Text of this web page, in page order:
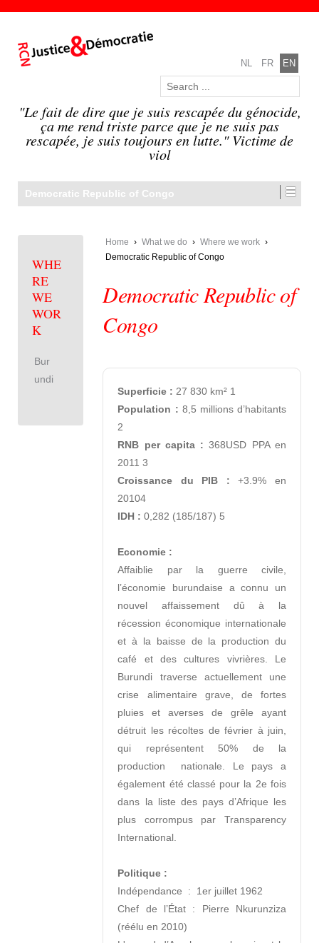
NL FR EN
"Le fait de dire que je suis rescapée du génocide,
ça me rend triste parce que je ne suis pas
rescapée, je suis toujours en lutte." Victime de
viol
Democratic Republic of Congo
Home › What we do › Where we work ›
Democratic Republic of Congo
Democratic Republic of
Congo
Superficie :
Population : 8,5 millions d’habitants
RNB per capita : 368USD PPA en
Croissance du PIB : +3.9% en
IDH : 0,282 (185/187) 5
Economie :
Affaiblie par la guerre civile,
l’économie burundaise a connu un
nouvel affaissement dû à la
récession économique internationale
et à la baisse de la production du
café et des cultures vivrières. Le
Burundi traverse actuellement une
crise alimentaire grave, de fortes
pluies et averses de grêle ayant
détruit les récoltes de février à juin,
qui représentent 50% de la
production  nationale. Le pays a
également été classé pour la 2e fois
dans la liste des pays d’Afrique les
plus corrompus par Transparency
International.
Politique :
Indépendance  :  1er juillet 1962
Chef de l’État : Pierre Nkurunziza
(réélu en 2010)
WHE
RE
WE
WOR
K
Bur
undi